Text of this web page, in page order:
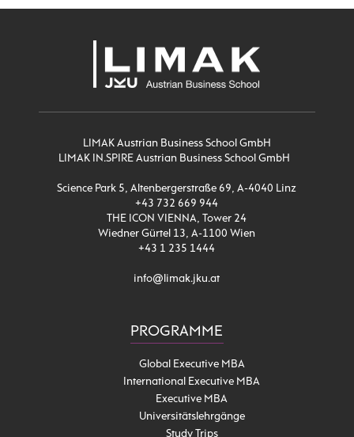
LIMAK Austrian Business School GmbH
LIMAK IN.SPIRE Austrian Business School GmbH
Science Park 5, Altenbergerstraße 69, A-4040 Linz
+43 732 669 944
THE ICON VIENNA, Tower 24
Wiedner Gürtel 13, A-1100 Wien
+43 1 235 1444
info@limak.jku.at
PROGRAMME
Global Executive MBA
International Executive MBA
Executive MBA
Universitätslehrgänge
Study Trips